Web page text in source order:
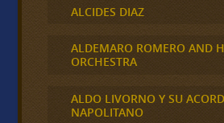
ALCIDES DIAZ
ALDEMARO ROMERO AND
ORCHESTRA
ALDO LIVORNO Y SU
NAPOLITANO